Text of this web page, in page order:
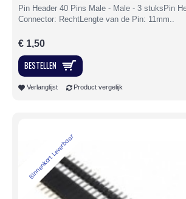
Pin Header 40 Pins Male - Male - 3 stuksPin
Connector: RechtLengte van de Pin: 11mm..
€ 1,50
BESTELLEN
Verlanglijst Product vergelijk
Binnenkort Leverbaar